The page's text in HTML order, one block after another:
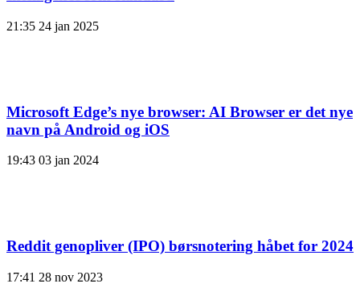
21:35 24 jan 2025
Microsoft Edge’s nye browser: AI Browser er det nye
navn på Android og iOS
19:43 03 jan 2024
Reddit genopliver (IPO) børsnotering håbet for 2024
17:41 28 nov 2023